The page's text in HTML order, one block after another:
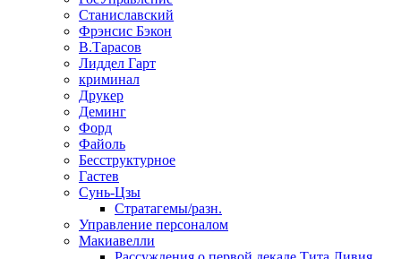
Станиславский
Фрэнсис Бэкон
В.Тарасов
Лиддел Гарт
криминал
Друкер
Деминг
Форд
Файоль
Бесструктурное
Гастев
Сунь-Цзы
Стратагемы/разн.
Управление персоналом
Макиавелли